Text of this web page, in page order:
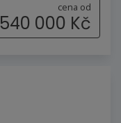
cena od
540 000 Kč